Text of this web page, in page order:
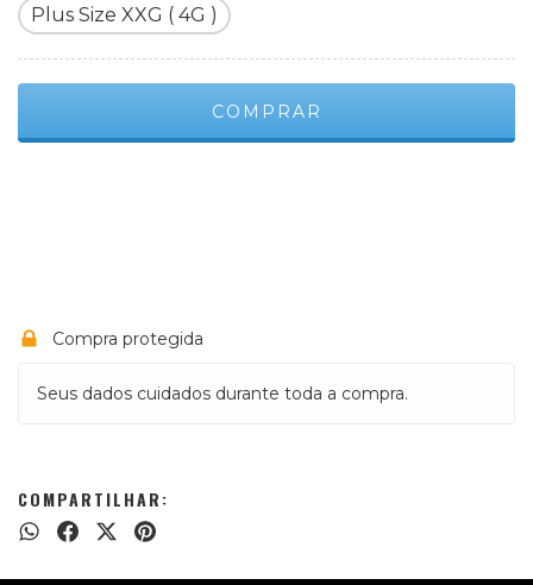
Plus Size XXG ( 4G )
Compra protegida
Seus dados cuidados durante toda a compra.
COMPARTILHAR: